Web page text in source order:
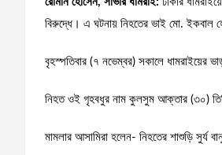
বিরুদ্ধে। এ ঘটনায় নিহতের ভাই মো. ইকবাল
বৃহস্পতিবার (৭ নভেম্বর) সকালে ধামরাইয়ের
নিহত ওই গৃহবধুর নাম কুলসুম আক্তার (৩০) তিনি
মামলার আসামিরা হলেন- নিহতের শাশুড়ি সুর্য